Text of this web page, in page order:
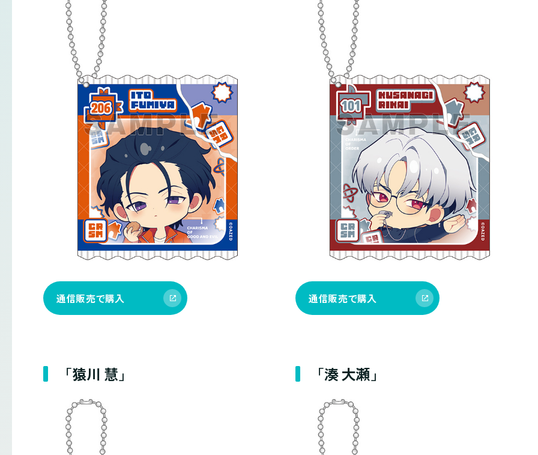
通信販売で購入 通信販売で購入
「猿川 慧」 「湊 大瀬」